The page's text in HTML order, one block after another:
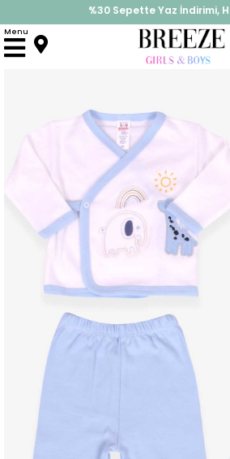
%30 Sepette Yaz İndirimi,
İndirimlere ek %10 İndirimi Kap,
Menu
Anasayfa Hastane Çıkışı